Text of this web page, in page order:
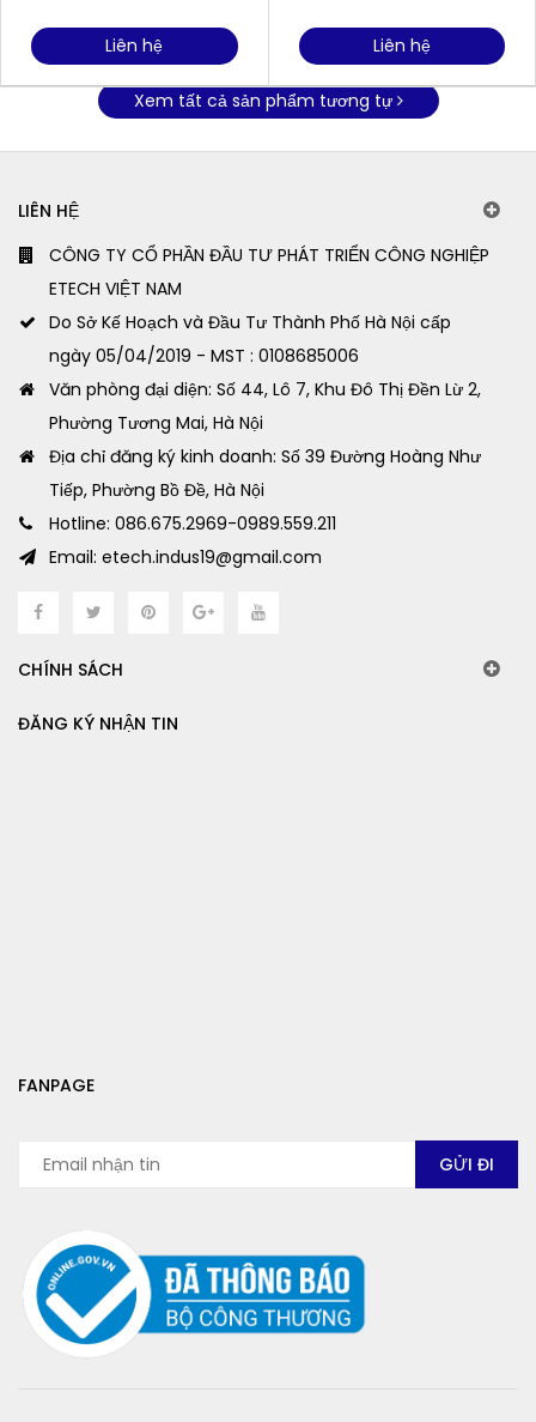
Liên hệ Liên hệ
Xem tất cả sản phẩm tương tự
LIÊN HỆ
CÔNG TY CỔ PHẦN ĐẦU TƯ PHÁT TRIỂN CÔNG NGHIỆP
ETECH VIỆT NAM
Do Sở Kế Hoạch và Đầu Tư Thành Phố Hà Nội cấp
ngày 05/04/2019 - MST : 0108685006
Văn phòng đại diện: Số 44, Lô 7, Khu Đô Thị Đền Lừ 2,
Phường Tương Mai, Hà Nội
Địa chỉ đăng ký kinh doanh: Số 39 Đường Hoàng Như
Tiếp, Phường Bồ Đề, Hà Nội
Hotline: 086.675.2969-0989.559.211
Email: etech.indus19@gmail.com
CHÍNH SÁCH
ĐĂNG KÝ NHẬN TIN
FANPAGE